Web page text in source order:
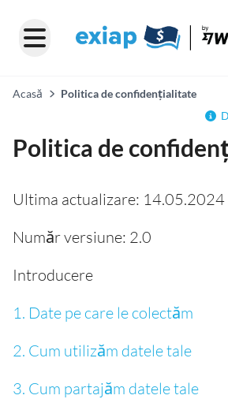
Acasă
Politica de confidențialitate
Politica de
Ultima actualizare: 14.05.2024
Număr versiune: 2.0
Introducere
1. Date pe care le colectăm
2. Cum utilizăm datele tale
3. Cum partajăm datele tale